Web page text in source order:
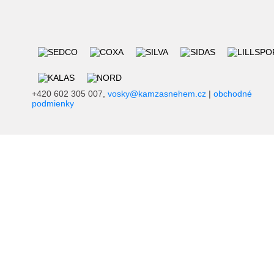
+420 602 305 007, vosky@kamzasnehem.cz | obchodné
podmienky